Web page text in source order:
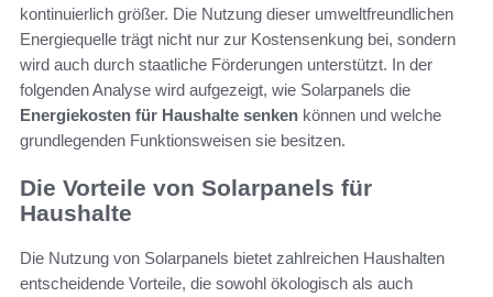
kontinuierlich größer. Die Nutzung dieser umweltfreundlichen
Energiequelle trägt nicht nur zur Kostensenkung bei, sondern
wird auch durch staatliche Förderungen unterstützt. In der
folgenden Analyse wird aufgezeigt, wie Solarpanels die
Energiekosten für Haushalte senken können und welche
grundlegenden Funktionsweisen sie besitzen.
Die Vorteile von Solarpanels für
Haushalte
Die Nutzung von Solarpanels bietet zahlreichen Haushalten
entscheidende Vorteile, die sowohl ökologisch als auch